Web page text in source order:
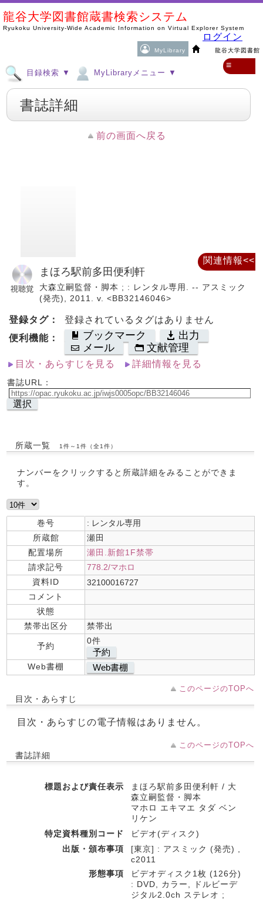
龍谷大学図書館蔵書検索システム
Ryukoku University-Wide Academic Information on Virtual Explorer System
MyLibrary 龍谷大学図書館
ログイン
目録検索 ▼ MyLibraryメニュー ▼
≡
書誌詳細
前の画面へ戻る
まほろ駅前多田便利軒
大森立嗣監督・脚本 ; : レンタル専用. -- アスミック
(発売), 2011. v. <BB32146046>
登録タグ：
登録されているタグはありません
便利機能：
ブックマーク
出力
メール
文献管理
目次・あらすじを見る 詳細情報を見る
書誌URL：
選択
所蔵一覧 1件～1件（全1件）
ナンバーをクリックすると所蔵詳細をみることができま
す。
巻号
: レンタル専用
所蔵館
瀬田
配置場所
瀬田.新館1F禁帯
請求記号
778.2/マホロ
資料ID
32100016727
コメント
状態
禁帯出区分
禁帯出
予約
0件
予約
Web書棚 Web書棚
このページのTOPへ
目次・あらすじ
目次・あらすじの電子情報はありません。
このページのTOPへ
書誌詳細
標題および責任表示
まほろ駅前多田便利軒 / 大
森立嗣監督・脚本
マホロ エキマエ タダ ベン
リケン
特定資料種別コード
ビデオ(ディスク)
出版・頒布事項
[東京] : アスミック (発売) ,
c2011
形態事項
ビデオディスク1枚 (126分)
: DVD, カラー, ドルビーデ
ジタル2.0ch ステレオ ;
関連情報<<